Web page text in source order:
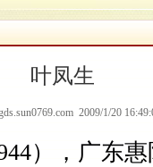
叶凤生
2009/1/20
），广东惠